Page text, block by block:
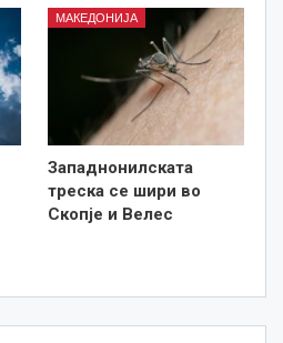
МАКЕДОНИЈА
Западнонилската
треска се шири во
Скопје и Велес